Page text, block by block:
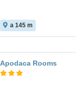
a 145 m
Apodaca Rooms